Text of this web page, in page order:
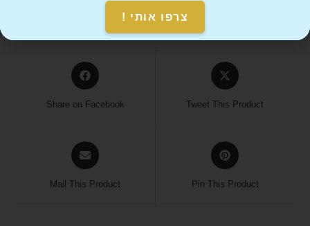
Tweet This Product
Share on Facebook
Pin This Product
Mail This Product
צרפו אותי !